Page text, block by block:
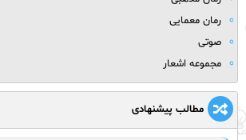
رمان معمایی
صوتی
مجموعه اشعار
مطالب پیشنهادی